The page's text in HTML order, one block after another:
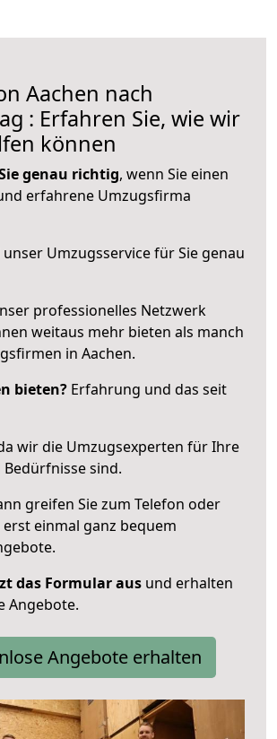
Aachen nach
: Erfahren Sie, wie wir
können
genau richtig, wenn Sie einen
erfahrene Umzugsfirma
unser Umzugsservice für Sie genau
professionelles Netzwerk
weitaus mehr bieten als manch
in Aachen.
bieten? Erfahrung und das seit
wir die Umzugsexperten für Ihre
sind.
greifen Sie zum Telefon oder
erst einmal ganz bequem
das Formular aus und erhalten
Angebote.
Angebote erhalten